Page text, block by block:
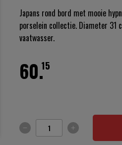
Japans rond bord met mooie
porselein collectie. Diameter 31
vaatwasser.
15
60.